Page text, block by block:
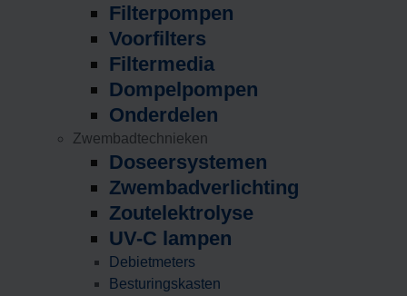
Filterpompen
Voorfilters
Filtermedia
Dompelpompen
Onderdelen
Zwembadtechnieken
Doseersystemen
Zwembadverlichting
Zoutelektrolyse
UV-C lampen
Debietmeters
Besturingskasten